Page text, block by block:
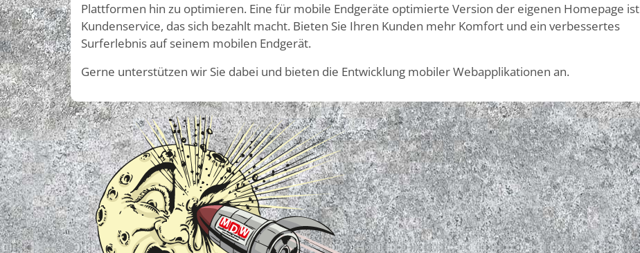
Plattformen hin zu optimieren. Eine für mobile Endgeräte optimierte Version der eigenen Homepage ist
Kundenservice, das sich bezahlt macht. Bieten Sie Ihren Kunden mehr Komfort und ein verbessertes
Surferlebnis auf seinem mobilen Endgerät.
Gerne unterstützen wir Sie dabei und bieten die Entwicklung mobiler Webapplikationen an.